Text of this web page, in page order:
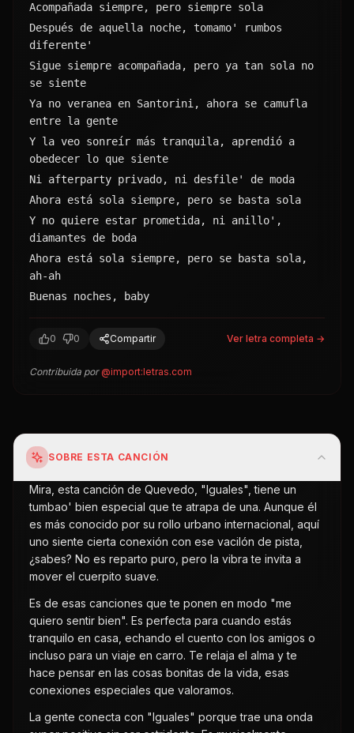
Acompañada siempre, pero siempre sola
Después de aquella noche, tomamo' rumbos
diferente'
Sigue siempre acompañada, pero ya tan sola no
se siente
Ya no veranea en Santorini, ahora se camufla
entre la gente
Y la veo sonreír más tranquila, aprendió a
obedecer lo que siente
Ni afterparty privado, ni desfile' de moda
Ahora está sola siempre, pero se basta sola
Y no quiere estar prometida, ni anillo',
diamantes de boda
Ahora está sola siempre, pero se basta sola,
ah-ah
Buenas noches, baby
0 0 Compartir Ver letra completa →
Contribuida por @import:letras.com
SOBRE ESTA CANCIÓN
Mira, esta canción de Quevedo, "Iguales", tiene un
tumbao' bien especial que te atrapa de una. Aunque él
es más conocido por su rollo urbano internacional, aquí
uno siente cierta conexión con ese vacilón de pista,
¿sabes? No es reparto puro, pero la vibra te invita a
mover el cuerpito suave.
Es de esas canciones que te ponen en modo "me
quiero sentir bien". Es perfecta para cuando estás
tranquilo en casa, echando el cuento con los amigos o
incluso para un viaje en carro. Te relaja el alma y te
hace pensar en las cosas bonitas de la vida, esas
conexiones especiales que valoramos.
La gente conecta con "Iguales" porque trae una onda